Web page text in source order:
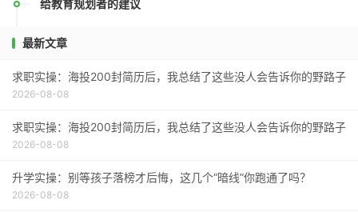
给教育规划者的建议
最新文章
求职实操：海投200封简历后，我总结了这些没人会告诉你的野路子
2026-08-08
求职实操：海投200封简历后，我总结了这些没人会告诉你的野路子
2026-08-08
升学实操：别等孩子落榜才后悔，这几个“暗线”你跑通了吗？
2026-08-08